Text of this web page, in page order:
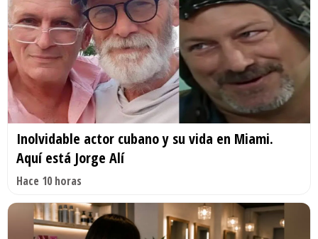
Inolvidable actor cubano y su vida en Miami.
Aquí está Jorge Alí
Hace 10 horas